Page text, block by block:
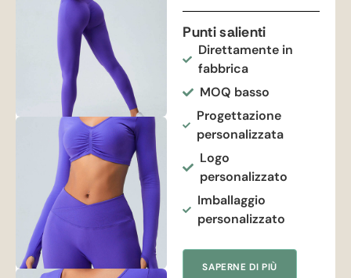
Punti salienti
Direttamente in
fabbrica
MOQ basso
Progettazione
personalizzata
Logo
personalizzato
Imballaggio
personalizzato
SAPERNE DI PIÙ